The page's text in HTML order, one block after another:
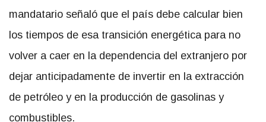
mandatario señaló que el país debe calcular bien
los tiempos de esa transición energética para no
volver a caer en la dependencia del extranjero por
dejar anticipadamente de invertir en la extracción
de petróleo y en la producción de gasolinas y
combustibles.